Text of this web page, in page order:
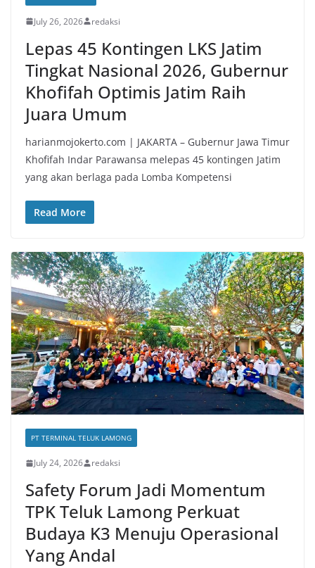
July 26, 2026 redaksi
Lepas 45 Kontingen LKS Jatim
Tingkat Nasional 2026, Gubernur
Khofifah Optimis Jatim Raih
Juara Umum
harianmojokerto.com | JAKARTA – Gubernur Jawa Timur
Khofifah Indar Parawansa melepas 45 kontingen Jatim
yang akan berlaga pada Lomba Kompetensi
Read More
PT TERMINAL TELUK LAMONG
July 24, 2026 redaksi
Safety Forum Jadi Momentum
TPK Teluk Lamong Perkuat
Budaya K3 Menuju Operasional
Yang Andal